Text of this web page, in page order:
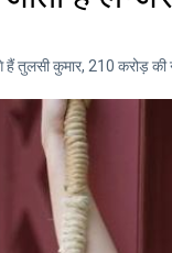
तुलसी कुमार, 210 करोड़ की